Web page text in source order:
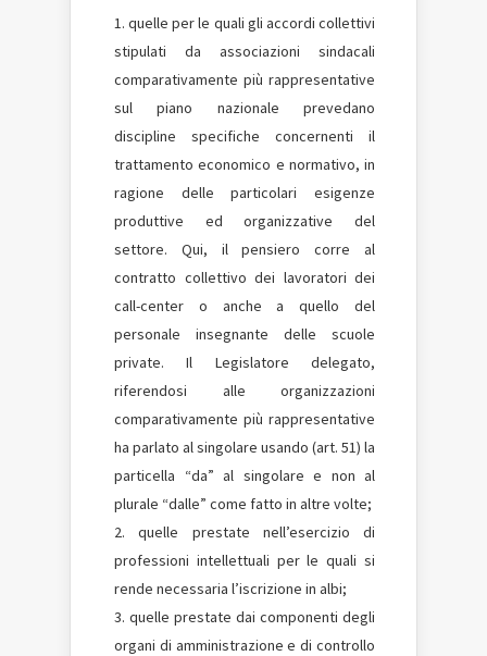
quelle per le quali gli accordi collettivi
stipulati da associazioni sindacali
comparativamente più rappresentative
sul piano nazionale prevedano
discipline specifiche concernenti il
trattamento economico e normativo, in
ragione delle particolari esigenze
produttive ed organizzative del
settore. Qui, il pensiero corre al
contratto collettivo dei lavoratori dei
call-center o anche a quello del
personale insegnante delle scuole
private. Il Legislatore delegato,
riferendosi alle organizzazioni
comparativamente più rappresentative
ha parlato al singolare usando (art. 51) la
particella “da” al singolare e non al
plurale “dalle” come fatto in altre volte;
quelle prestate nell’esercizio di
professioni intellettuali per le quali si
rende necessaria l’iscrizione in albi;
quelle prestate dai componenti degli
organi di amministrazione e di controllo